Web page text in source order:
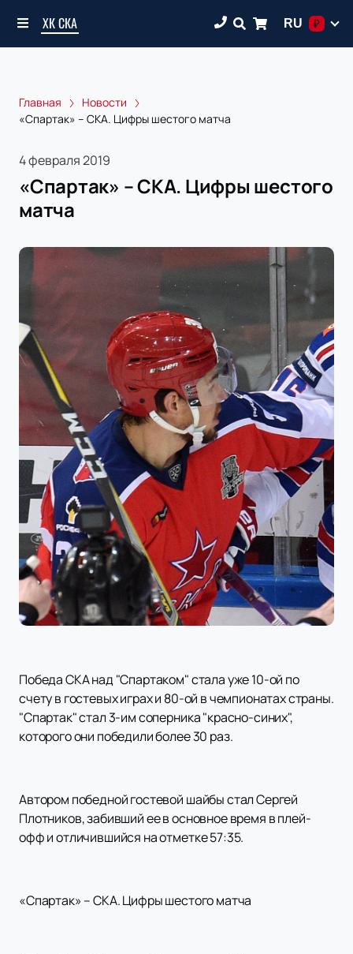
ХК СКА RU ₽
Главная
Новости
«Спартак» – СКА. Цифры шестого матча
4 февраля 2019
«Спартак» – СКА. Цифры шестого
матча
Победа СКА над "Спартаком" стала уже 10-ой по
счету в гостевых играх и 80-ой в чемпионатах страны.
"Спартак" стал 3-им соперника "красно-синих",
которого они победили более 30 раз.
Автором победной гостевой шайбы стал Сергей
Плотников, забивший ее в основное время в плей-
офф и отличившийся на отметке 57:35.
«Спартак» – СКА. Цифры шестого матча